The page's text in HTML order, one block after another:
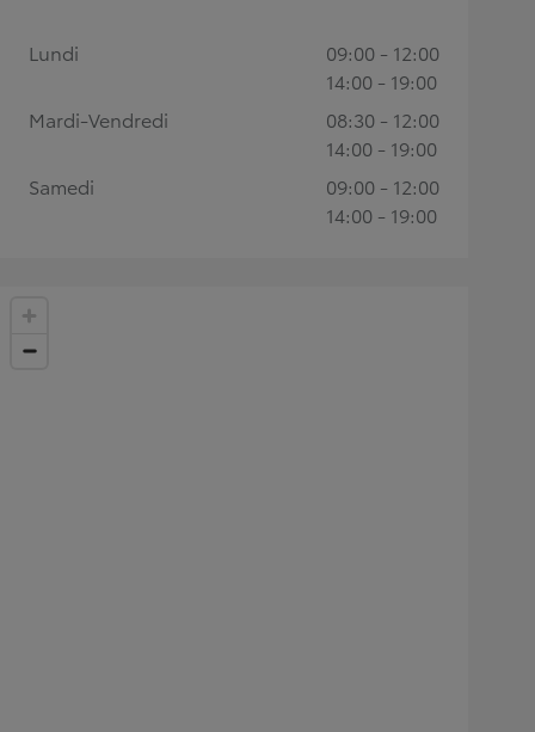
Lundi
09:00 - 12:00
14:00 - 19:00
Mardi-Vendredi
08:30 - 12:00
14:00 - 19:00
Samedi
09:00 - 12:00
14:00 - 19:00